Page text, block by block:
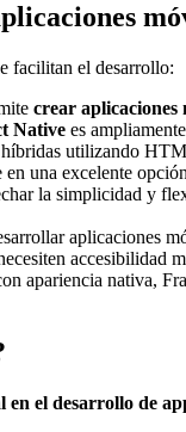
facilitan el desarrollo:
crear aplicaciones
Native es
utilizando
una excelente
la simplicidad y
aplicaciones
accesibilidad
apariencia nativa,
el desarrollo de